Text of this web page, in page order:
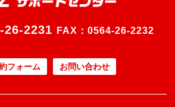
26-2231 FAX：0564-26-2232
フォーム お問い合わせ